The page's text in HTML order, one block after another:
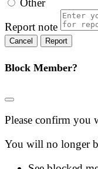
Report note
Report
Block Member?
Please confirm you
You will no longer